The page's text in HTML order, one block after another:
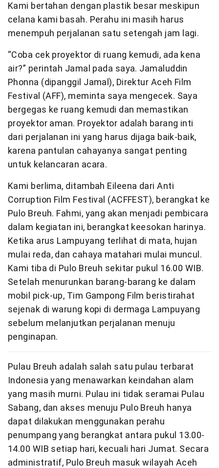
Kami bertahan dengan plastik besar meskipun
celana kami basah. Perahu ini masih harus
menempuh perjalanan satu setengah jam lagi.
“Coba cek proyektor di ruang kemudi, ada kena
air?” perintah Jamal pada saya. Jamaluddin
Phonna (dipanggil Jamal), Direktur Aceh Film
Festival (AFF), meminta saya mengecek. Saya
bergegas ke ruang kemudi dan memastikan
proyektor aman. Proyektor adalah barang inti
dari perjalanan ini yang harus dijaga baik-baik,
karena pantulan cahayanya sangat penting
untuk kelancaran acara.
Kami berlima, ditambah Eileena dari Anti
Corruption Film Festival (ACFFEST), berangkat ke
Pulo Breuh. Fahmi, yang akan menjadi pembicara
dalam kegiatan ini, berangkat keesokan harinya.
Ketika arus Lampuyang terlihat di mata, hujan
mulai reda, dan cahaya matahari mulai muncul.
Kami tiba di Pulo Breuh sekitar pukul 16.00 WIB.
Setelah menurunkan barang-barang ke dalam
mobil pick-up, Tim Gampong Film beristirahat
sejenak di warung kopi di dermaga Lampuyang
sebelum melanjutkan perjalanan menuju
penginapan.
Pulau Breuh adalah salah satu pulau terbarat
Indonesia yang menawarkan keindahan alam
yang masih murni. Pulau ini tidak seramai Pulau
Sabang, dan akses menuju Pulo Breuh hanya
dapat dilakukan menggunakan perahu
penumpang yang berangkat antara pukul 13.00-
14.00 WIB setiap hari, kecuali hari Jumat. Secara
administratif, Pulo Breuh masuk wilayah Aceh